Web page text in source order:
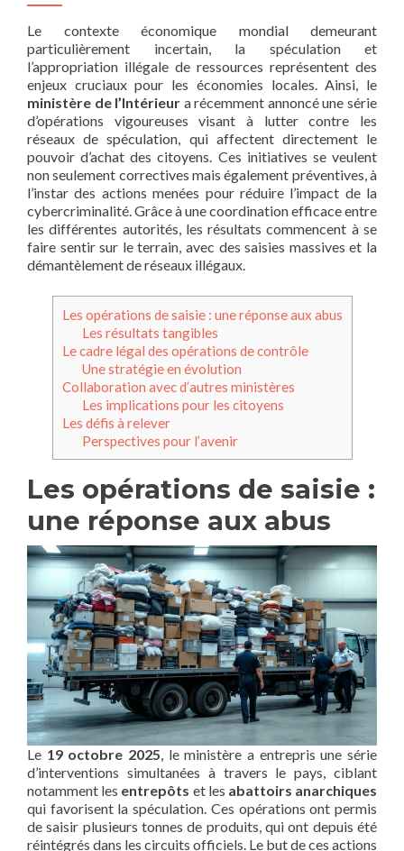
Le contexte économique mondial demeurant
particulièrement incertain, la spéculation et
l’appropriation illégale de ressources représentent des
enjeux cruciaux pour les économies locales. Ainsi, le
ministère de l’Intérieur a récemment annoncé une série
d’opérations vigoureuses visant à lutter contre les
réseaux de spéculation, qui affectent directement le
pouvoir d’achat des citoyens. Ces initiatives se veulent
non seulement correctives mais également préventives, à
l’instar des actions menées pour réduire l’impact de la
cybercriminalité. Grâce à une coordination efficace entre
les différentes autorités, les résultats commencent à se
faire sentir sur le terrain, avec des saisies massives et la
démantèlement de réseaux illégaux.
Les opérations de saisie : une réponse aux abus
Les résultats tangibles
Le cadre légal des opérations de contrôle
Une stratégie en évolution
Collaboration avec d’autres ministères
Les implications pour les citoyens
Les défis à relever
Perspectives pour l’avenir
Les opérations de saisie :
une réponse aux abus
Le 19 octobre 2025 , le ministère a entrepris une série
d’interventions simultanées à travers le pays, ciblant
notamment les entrepôts et les abattoirs anarchiques
qui favorisent la spéculation. Ces opérations ont permis
de saisir plusieurs tonnes de produits, qui ont depuis été
réintégrés dans les circuits officiels. Le but de ces actions